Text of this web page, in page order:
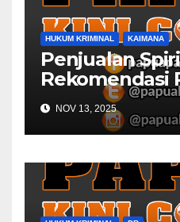
HUKUM KRIMINAL KAIMANA
Penjualan
Rekomendasi
Kaimana
NOV 13, 2025